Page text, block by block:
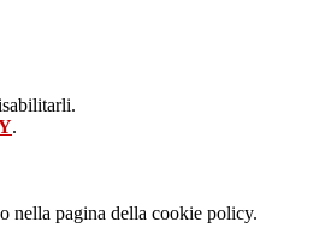
.
nella pagina della cookie policy.